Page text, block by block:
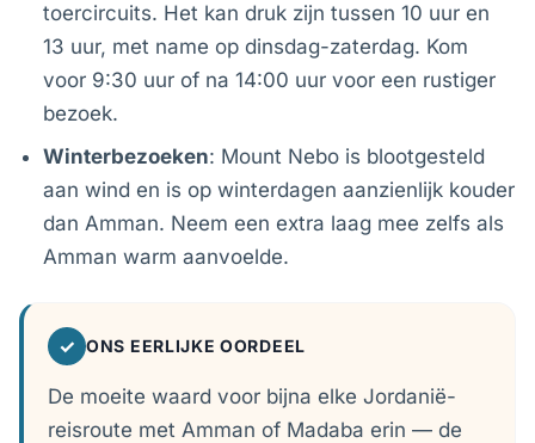
toercircuits. Het kan druk zijn tussen 10 uur en
13 uur, met name op dinsdag-zaterdag. Kom
voor 9:30 uur of na 14:00 uur voor een rustiger
bezoek.
Winterbezoeken: Mount Nebo is blootgesteld
aan wind en is op winterdagen aanzienlijk kouder
dan Amman. Neem een extra laag mee zelfs als
Amman warm aanvoelde.
✓ ONS EERLIJKE OORDEEL
De moeite waard voor bijna elke Jordanië-
reisroute met Amman of Madaba erin — de